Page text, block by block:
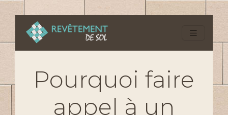
Pourquoi faire
appel à un